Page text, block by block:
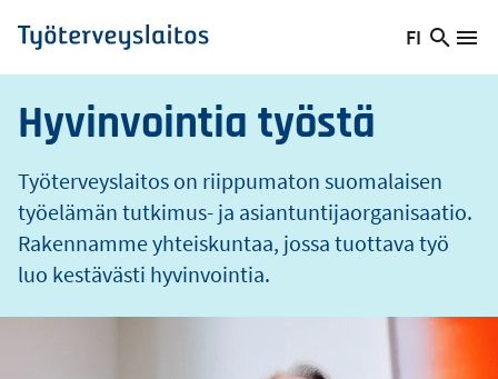
Hyppää
pääsisältöön
Työterveyslaitos
Vaihda
kieltä,
FI
Hae
o
s
Hyvinvointia työstä
Työterveyslaitos on riippumaton suomalaisen
työelämän tutkimus- ja asiantuntijaorganisaatio.
Rakennamme yhteiskuntaa, jossa tuottava työ
luo kestävästi hyvinvointia.